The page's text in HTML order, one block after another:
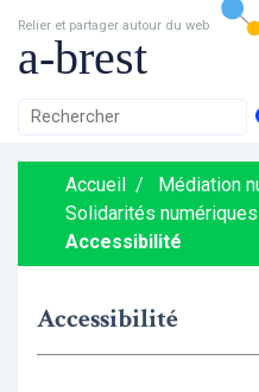
Relier et partager autour du web
a-brest
Accueil / Médiation
Solidarités
Accessibilité
Accessibilité